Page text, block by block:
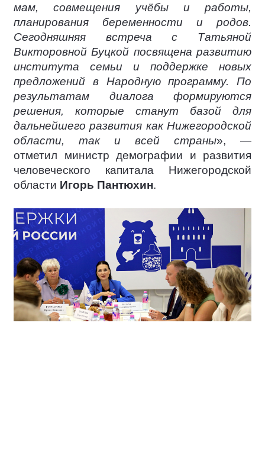
мам, совмещения учёбы и работы,
планирования беременности и родов.
Сегодняшняя встреча с Татьяной
Викторовной Буцкой посвящена развитию
института семьи и поддержке новых
предложений в Народную программу. По
результатам диалога формируются
решения, которые станут базой для
дальнейшего развития как Нижегородской
области, так и всей страны», —
отметил министр демографии и развития
человеческого капитала Нижегородской
области Игорь Пантюхин.